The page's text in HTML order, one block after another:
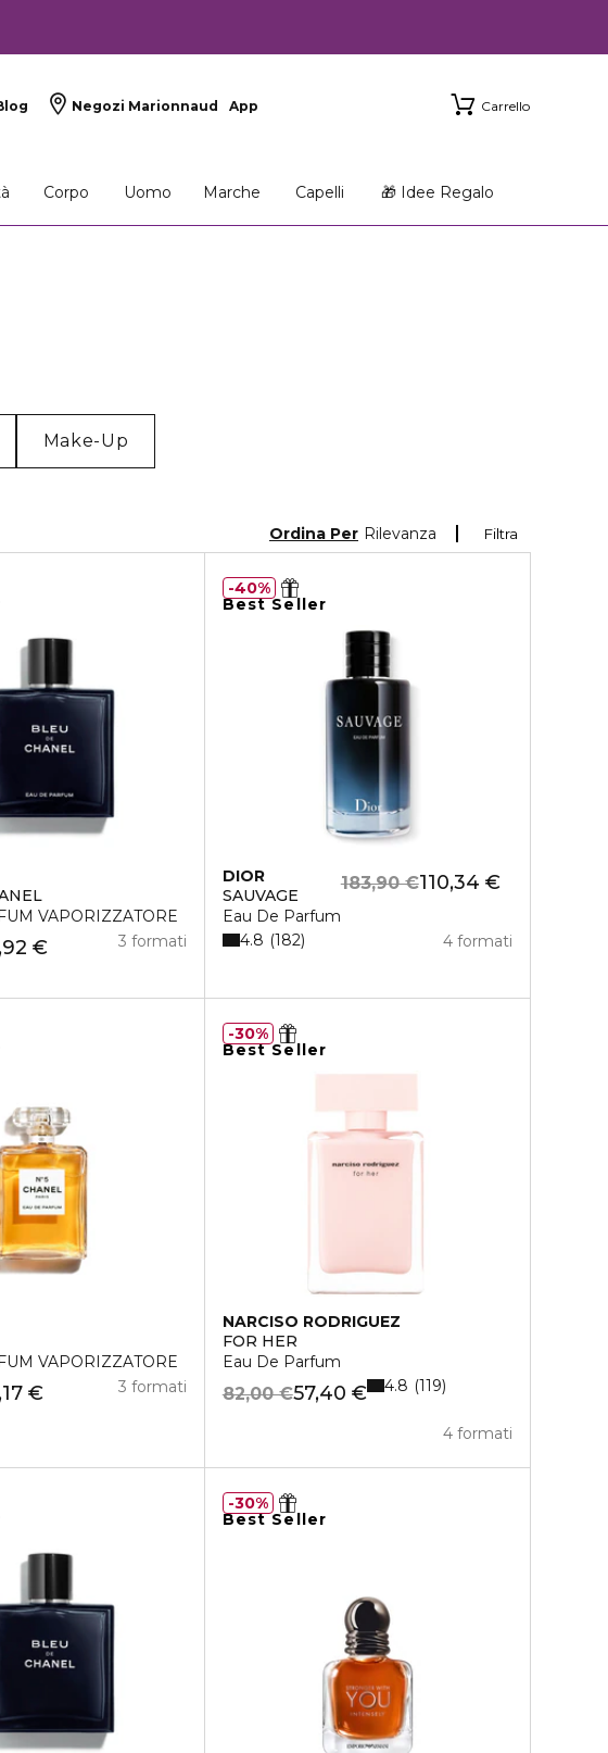
Negozi Marionnaud App Carrello
Corpo Uomo Marche Capelli 🎁 Idee Regalo
Make-Up
Filtra
Ordina Per Rilevanza
VAPORIZZATORE
€ 3 formati
Best Seller
DIOR
SAUVAGE
Eau De Parfum
110,34 €
183,90 €
4 formati
4.8 182
40%
VAPORIZZATORE
€ 3 formati
Best Seller
NARCISO RODRIGUEZ
FOR HER
Eau De Parfum
57,40 €
82,00 €
4 formati
4.8 119
30%
Best Seller
30%